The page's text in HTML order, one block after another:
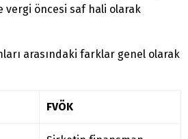
öncesi saf hali olarak
arasındaki farklar genel olarak
FVÖK